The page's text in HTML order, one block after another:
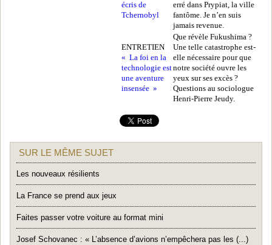
écris de
Tchernobyl
erré dans Prypiat, la ville
fantôme. Je n’en suis
jamais revenue.
ENTRETIEN
« La foi en la
technologie est
une aventure
insensée »
Que révèle Fukushima ?
Une telle catastrophe est-
elle nécessaire pour que
notre société ouvre les
yeux sur ses excès ?
Questions au sociologue
Henri-Pierre Jeudy.
SUR LE MÊME SUJET
Les nouveaux résilients
La France se prend aux jeux
Faites passer votre voiture au format mini
Josef Schovanec : « L’absence d’avions n’empêchera pas les (...)